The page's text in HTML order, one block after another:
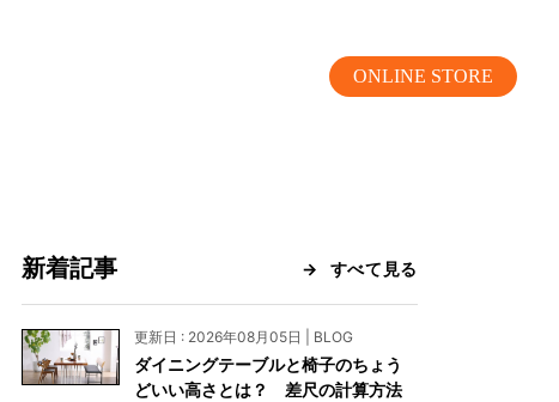
ONLINE STORE
よくあるご質問
新着記事 すべて見る
更新日 : 2026年08月05日 | BLOG
ダイニングテーブルと椅子のちょう
どいい高さとは？ 差尺の計算方法